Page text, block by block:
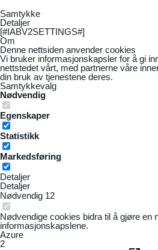
Samtykke
Detaljer
[#IABV2SETTINGS#]
Om
Denne nettsiden anvender cookies
Vi bruker informasjonskapsler for å gi
nettstedet vårt, med partnerne våre
din bruk av tjenestene deres.
Samtykkevalg
Nødvendig
Egenskaper
Statistikk
Markedsføring
Detaljer
Detaljer
Nødvendig 12
Nødvendige cookies bidra til å gjøre en
informasjonskapslene.
Azure
2